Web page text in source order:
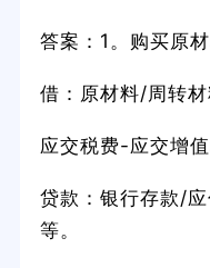
答案：1。购买原材
借：原材料/周转
应交税费-应交增
贷款：银行存款/
等。